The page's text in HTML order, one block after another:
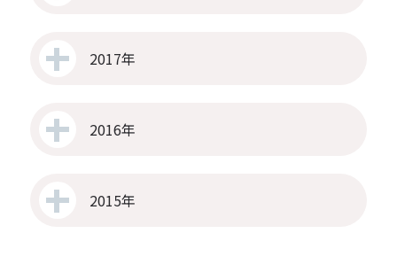
2017年
2016年
2015年